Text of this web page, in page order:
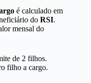
é calculado em
do RSI.
mensal do
de 2 filhos.
filho a cargo.